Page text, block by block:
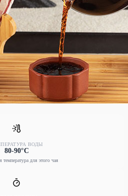
ВОДЫ
80-90°C
температура для этого чая